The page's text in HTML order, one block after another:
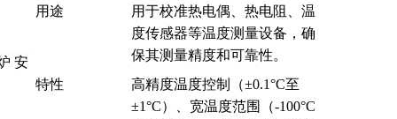
用途
用于校准热电偶、热电阻、温
度传感器等温度测量设备，确
保其测量精度和可靠性。
特性
高精度温度控制（±0.1°C至
±1°C）、宽温度范围（-100°C